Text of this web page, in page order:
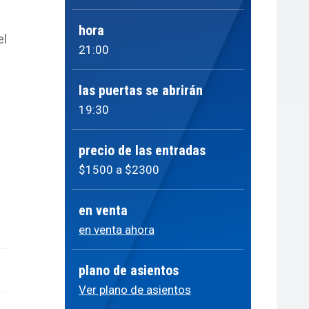
hora
21:00
las puertas se abrirán
19:30
precio de las entradas
$1500 a $2300
en venta
en venta ahora
plano de asientos
Ver plano de asientos